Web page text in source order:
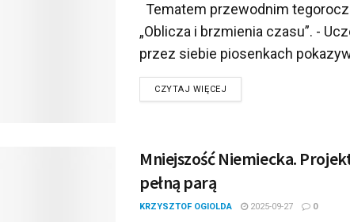
Tematem przewodnim
„Oblicza i brzmienia czasu”. -
przez siebie piosenkach
CZYTAJ WIĘCEJ
Mniejszość Niemiecka.
pełną parą
KRZYSZTOF OGIOLDA 2025-09-27 0